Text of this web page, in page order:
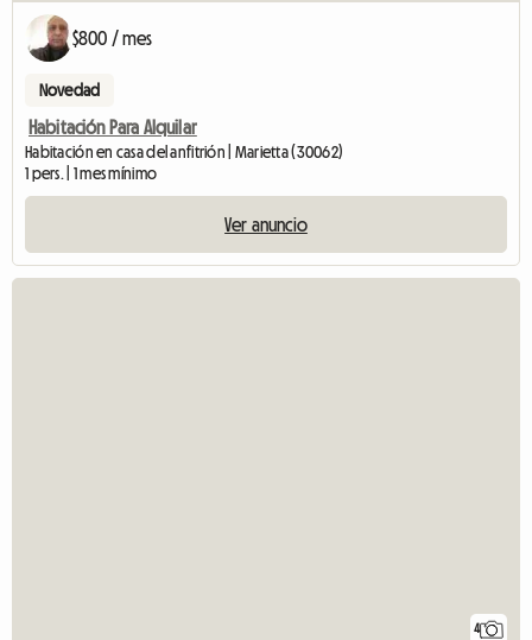
$800 / mes
Novedad
Habitación Para Alquilar
Habitación en casa del anfitrión | Marietta (30062)
1 pers. | 1 mes mínimo
Ver anuncio
4